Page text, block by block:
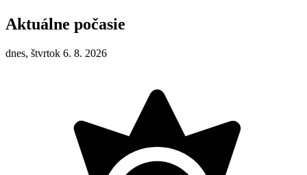
Aktuálne počasie
dnes, štvrtok 6. 8. 2026